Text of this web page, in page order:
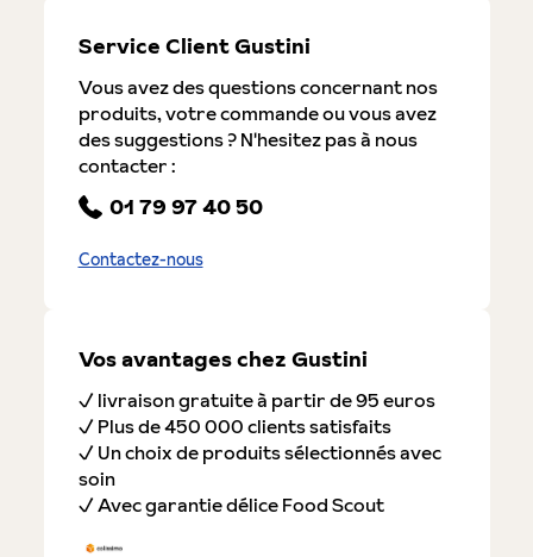
Service Client Gustini
Vous avez des questions concernant nos
produits, votre commande ou vous avez
des suggestions ? N'hesitez pas à nous
contacter :
01 79 97 40 50
Contactez-nous
Vos avantages chez Gustini
✓ livraison gratuite à partir de 95 euros
✓ Plus de 450 000 clients satisfaits
✓ Un choix de produits sélectionnés avec
soin
✓ Avec garantie délice Food Scout